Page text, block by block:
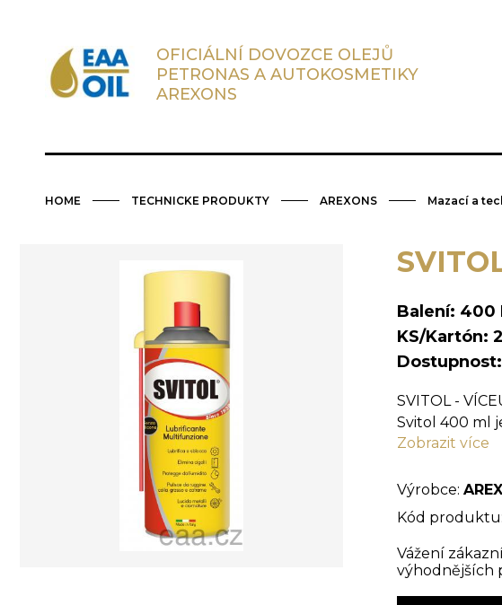
OFICIÁLNÍ DOVOZCE OLEJŮ
PETRONAS A AUTOKOSMETIKY
AREXONS
HOME TECHNICKE PRODUKTY AREXONS Mazací a
Balení: 400
KS/Kartón:
Zobrazit více
SVITOL -
Svitol 400 ml
zabudované
který slouží
vlhkost a čistí.
Výrobce:
Kód produktu:
Vážení
výhodnějších